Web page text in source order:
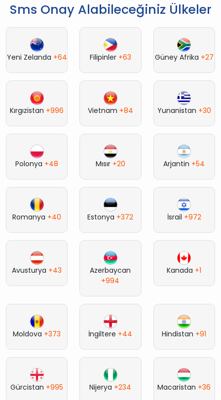
Sms Onay Alabileceğiniz Ülkeler
Yeni Zelanda +64 Filipinler +63 Güney Afrika +27
Kırgızistan +996 Vietnam +84 Yunanistan +30
Polonya +48 Mısır +20 Arjantin +54
Romanya +40 Estonya +372 İsrail +972
Avusturya +43
Azerbaycan
+994
Kanada +1
Moldova +373 İngiltere +44 Hindistan +91
Gürcistan +995 Nijerya +234 Macaristan +36